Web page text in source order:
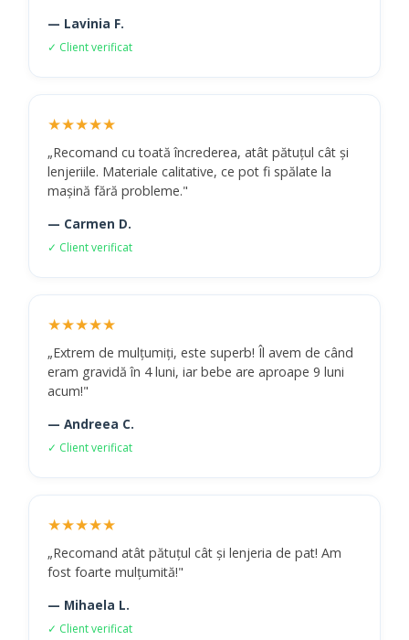
— Lavinia F.
✓ Client verificat
★★★★★
„Recomand cu toată încrederea, atât pătuțul cât și
lenjeriile. Materiale calitative, ce pot fi spălate la
mașină fără probleme."
— Carmen D.
✓ Client verificat
★★★★★
„Extrem de mulțumiți, este superb! Îl avem de când
eram gravidă în 4 luni, iar bebe are aproape 9 luni
acum!"
— Andreea C.
✓ Client verificat
★★★★★
„Recomand atât pătuțul cât și lenjeria de pat! Am
fost foarte mulțumită!"
— Mihaela L.
✓ Client verificat